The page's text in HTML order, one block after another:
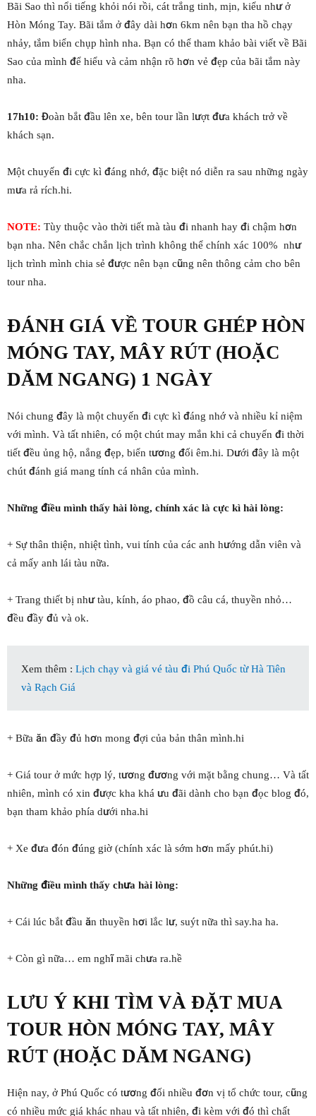
Bãi Sao thì nổi tiếng khỏi nói rồi, cát trắng tinh, mịn, kiểu như ở
Hòn Móng Tay. Bãi tắm ở đây dài hơn 6km nên bạn tha hồ chạy
nhảy, tắm biển chụp hình nha. Bạn có thể tham khảo bài viết về Bãi
Sao của mình để hiểu và cảm nhận rõ hơn vẻ đẹp của bãi tắm này
nha.
17h10: Đoàn bắt đầu lên xe, bên tour lần lượt đưa khách trở về
khách sạn.
Một chuyến đi cực kì đáng nhớ, đặc biệt nó diễn ra sau những ngày
mưa rả rích.hi.
NOTE: Tùy thuộc vào thời tiết mà tàu đi nhanh hay đi chậm hơn
bạn nha. Nên chắc chắn lịch trình không thể chính xác 100% như
lịch trình mình chia sẻ được nên bạn cũng nên thông cảm cho bên
tour nha.
ĐÁNH GIÁ VỀ TOUR GHÉP HÒN
MÓNG TAY, MÂY RÚT (HOẶC
DĂM NGANG) 1 NGÀY
Nói chung đây là một chuyến đi cực kì đáng nhớ và nhiều kỉ niệm
với mình. Và tất nhiên, có một chút may mắn khi cả chuyến đi thời
tiết đều ủng hộ, nắng đẹp, biển tương đối êm.hi. Dưới đây là một
chút đánh giá mang tính cá nhân của mình.
Những điều mình thấy hài lòng, chính xác là cực kì hài lòng:
+ Sự thân thiện, nhiệt tình, vui tính của các anh hướng dẫn viên và
cả mấy anh lái tàu nữa.
+ Trang thiết bị như tàu, kính, áo phao, đồ câu cá, thuyền nhỏ…
đều đầy đủ và ok.
Xem thêm : Lịch chạy và giá vé tàu đi Phú Quốc từ Hà Tiên
và Rạch Giá
+ Bữa ăn đầy đủ hơn mong đợi của bản thân mình.hi
+ Giá tour ở mức hợp lý, tương đương với mặt bằng chung… Và tất
nhiên, mình có xin được kha khá ưu đãi dành cho bạn đọc blog đó,
bạn tham khảo phía dưới nha.hi
+ Xe đưa đón đúng giờ (chính xác là sớm hơn mấy phút.hi)
Những điều mình thấy chưa hài lòng:
+ Cái lúc bắt đầu ăn thuyền hơi lắc lư, suýt nữa thì say.ha ha.
+ Còn gì nữa… em nghĩ mãi chưa ra.hề
LƯU Ý KHI TÌM VÀ ĐẶT MUA
TOUR HÒN MÓNG TAY, MÂY
RÚT (HOẶC DĂM NGANG)
Hiện nay, ở Phú Quốc có tương đối nhiều đơn vị tổ chức tour, cũng
có nhiều mức giá khác nhau và tất nhiên, đi kèm với đó thì chất